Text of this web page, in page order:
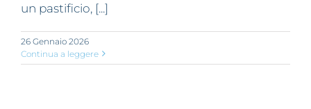
un pastificio, [...]
26 Gennaio 2026
Continua a leggere